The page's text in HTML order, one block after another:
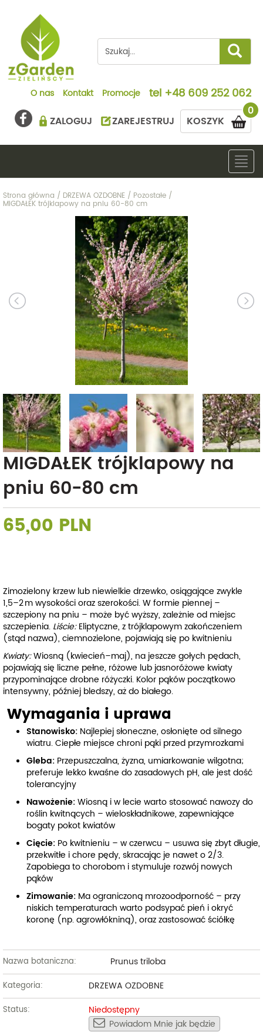
O nas Kontakt Promocje tel +48 609 252 062
0
KOSZYK
ZALOGUJ ZAREJESTRUJ
Strona główna / DRZEWA OZDOBNE / Pozostałe /
MIGDAŁEK trójklapowy na pniu 60-80 cm
MIGDAŁEK trójklapowy na
pniu 60-80 cm
65,00 PLN
Zimozielony krzew lub niewielkie drzewko, osiągające zwykle
1,5–2 m wysokości oraz szerokości. W formie piennej –
szczepiony na pniu – może być wyższy, zależnie od miejsc
szczepienia. Liście:Eliptyczne, z trójklapowym zakończeniem
(stąd nazwa), ciemnozielone, pojawiają się po kwitnieniu
Kwiaty:Wiosną (kwiecień–maj), na jeszcze gołych pędach,
pojawiają się liczne pełne, różowe lub jasnoróżowe kwiaty
przypominające drobne różyczki. Kolor pąków początkowo
intensywny, później bledszy, aż do białego.
Wymagania i uprawa
Stanowisko: Najlepiej słoneczne, osłonięte od silnego
wiatru. Ciepłe miejsce chroni pąki przed przymrozkami
Gleba: Przepuszczalna, żyzna, umiarkowanie wilgotna;
preferuje lekko kwaśne do zasadowych pH, ale jest dość
tolerancyjny
Nawożenie:Wiosną i w lecie warto stosować nawozy do
roślin kwitnących – wieloskładnikowe, zapewniające
bogaty pokot kwiatów
Cięcie: Po kwitnieniu – w czerwcu – usuwa się zbyt długie,
przekwitłe i chore pędy, skracając je nawet o 2/3.
Zapobiega to chorobom i stymuluje rozwój nowych
pąków
Zimowanie: Ma ograniczoną mrozoodporność – przy
niskich temperaturach warto podsypać pień i okryć
koronę (np. agrowłókniną), oraz zastosować ściółkę
Nazwa botaniczna: Prunus triloba
Kategoria: DRZEWA OZDOBNE
Status:
Niedostępny
Powiadom Mnie jak będzie